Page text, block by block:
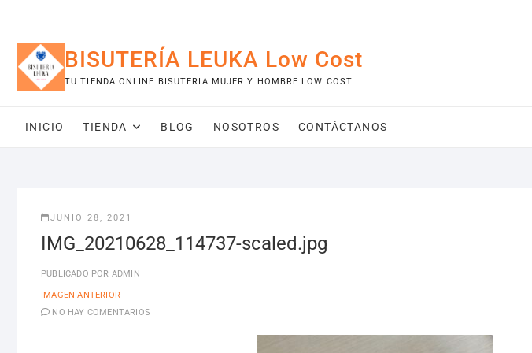
contenido
BISUTERÍA LEUKA Low Cost
TU TIENDA ONLINE BISUTERIA MUJER Y HOMBRE LOW COST
INICIO TIENDA BLOG NOSOTROS CONTÁCTANOS
JUNIO 28, 2021
IMG_20210628_114737-scaled.jpg
PUBLICADO POR ADMIN
IMAGEN ANTERIOR
NO HAY COMENTARIOS